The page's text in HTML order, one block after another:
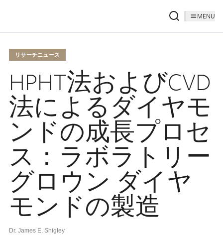
MENU
リサーチニュース
HPHT法およびCVD
法によるダイヤモ
ンドの成長プロセ
ス：ラボラトリー
グロウン ダイヤ
モンドの製造
Dr. James E. Shigley